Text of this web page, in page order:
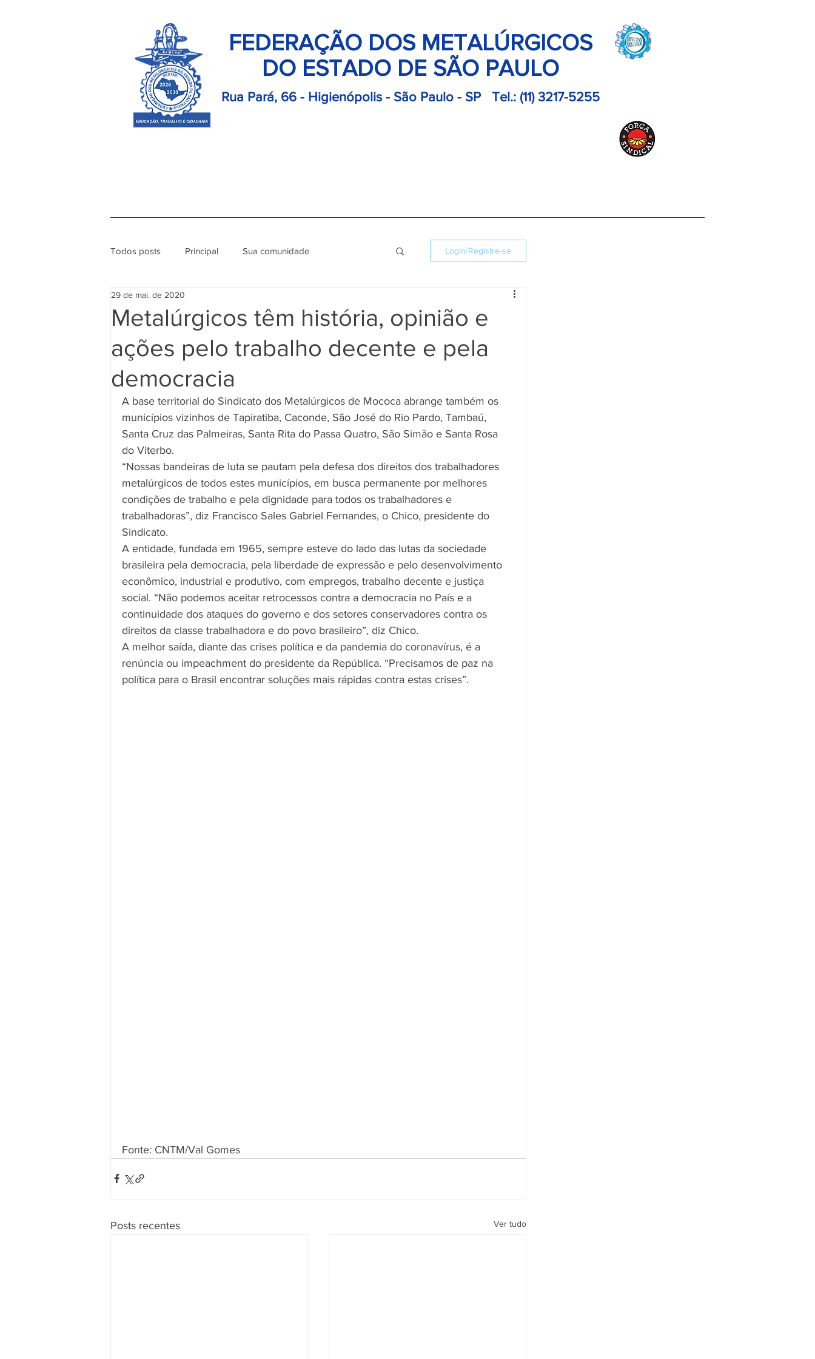
FEDERAÇÃO DOS METALÚRGICOS
DO ESTADO DE SÃO PAULO
Rua Pará, 66 - Higienópolis - São Paulo - SP Tel.: (11) 3217-5255
Todos posts Principal Sua comunidade Login/Registre-se
Metalúrgicos têm história, opinião e
ações pelo trabalho decente e pela
democracia
29 de mai. de 2020
A base territorial do Sindicato dos Metalúrgicos de Mococa abrange também os
municípios vizinhos de Tapiratiba, Caconde, São José do Rio Pardo, Tambaú,
Santa Cruz das Palmeiras, Santa Rita do Passa Quatro, São Simão e Santa Rosa
do Viterbo.
“Nossas bandeiras de luta se pautam pela defesa dos direitos dos trabalhadores
metalúrgicos de todos estes municípios, em busca permanente por melhores
condições de trabalho e pela dignidade para todos os trabalhadores e
trabalhadoras”, diz Francisco Sales Gabriel Fernandes, o Chico, presidente do
Sindicato.
A entidade, fundada em 1965, sempre esteve do lado das lutas da sociedade
brasileira pela democracia, pela liberdade de expressão e pelo desenvolvimento
econômico, industrial e produtivo, com empregos, trabalho decente e justiça
social. “Não podemos aceitar retrocessos contra a democracia no País e a
continuidade dos ataques do governo e dos setores conservadores contra os
direitos da classe trabalhadora e do povo brasileiro”, diz Chico.
A melhor saída, diante das crises política e da pandemia do coronavírus, é a
renúncia ou impeachment do presidente da República. “Precisamos de paz na
política para o Brasil encontrar soluções mais rápidas contra estas crises”.
Fonte: CNTM/Val Gomes
Posts recentes Ver tudo